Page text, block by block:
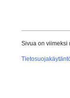
Sivua on viimeksi